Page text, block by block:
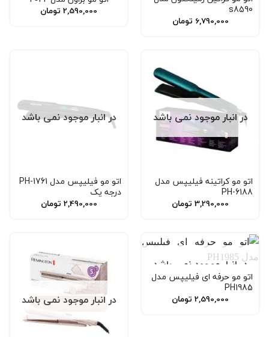
s8590
6,790,000 تومان
2,590,000 تومان
در انبار موجود نمی باشد
اتو مو کراتینه فیلیپس مدل
PH-6188
3,290,000 تومان
در انبار موجود نمی باشد
اتو مو فیلیپس مدل PH-1761
درجه یک
2,490,000 تومان
در انبار موجود نمی باشد
اتو مو حرفه ای فیلیپس مدل
PH1985
2,590,000 تومان در انبار موجود نمی باشد